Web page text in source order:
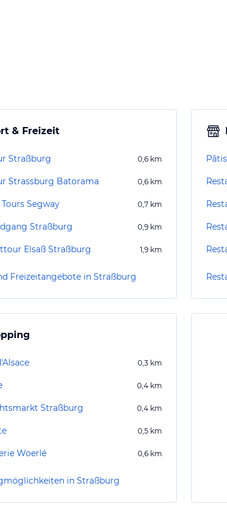
& Freizeit
Straßburg 0,6 km
Strassburg Batorama 0,6 km
Segway 0,7 km
Straßburg 0,9 km
Elsaß Straßburg 1,9 km
Freizeitangebote in Straßburg
0,3 km
0,4 km
Straßburg 0,4 km
0,5 km
Woerlé 0,6 km
in Straßburg